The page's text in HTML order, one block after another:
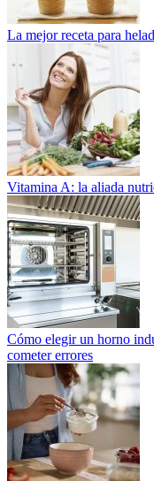
La mejor receta para
Vitamina A: la aliada
Cómo elegir un horno
cometer errores